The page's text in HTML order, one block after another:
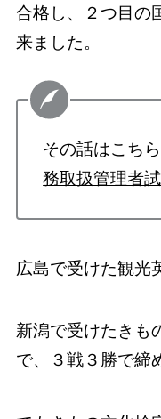
合格し、２つ目の
来ました。
その話はこち
務取扱管理者
広島で受けた観光
新潟で受けたきも
で、３戦３勝で締